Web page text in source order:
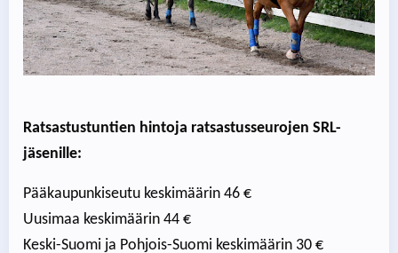
Ratsastustuntien hintoja ratsastusseurojen SRL-
jäsenille:
Pääkaupunkiseutu keskimäärin 46 €
Uusimaa keskimäärin 44 €
Keski-Suomi ja Pohjois-Suomi keskimäärin 30 €